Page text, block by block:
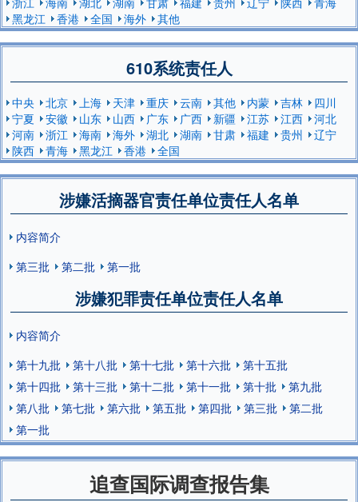
黑龙江
香港 全国 海外 其他
610系统责任人
中央 北京 上海 天津 重庆 云南 其他 内蒙 吉林
四川
宁夏
安徽 山东 山西 广东 广西 新疆 江苏 江西
河北
河南
浙江 海南 海外 湖北 湖南 甘肃 福建 贵州
辽宁
陕西
青海 黑龙江 香港 全国
涉嫌活摘器官责任单位责任人名单
内容简介
第三批
第二批 第一批
涉嫌犯罪责任单位责任人名单
内容简介
第十九批
第十八批 第十七批 第十六批
第十五批
第十四批
第十三批 第十二批 第十一批 第十批
第九批
第八批
第七批 第六批 第五批 第四批 第三批
第二批
第一批
追查国际调查报告集